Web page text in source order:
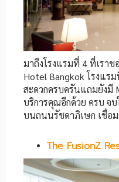
มาถึงโรงแรมที่ 4 ที่เรา
Hotel Bangkok โรงแร
สะดวกครบครันแถมยังมี
บริการคุณอีกด้วย ครบ จ
บนถนนรัชดาภิเษก เชื่อ
The FusionZ